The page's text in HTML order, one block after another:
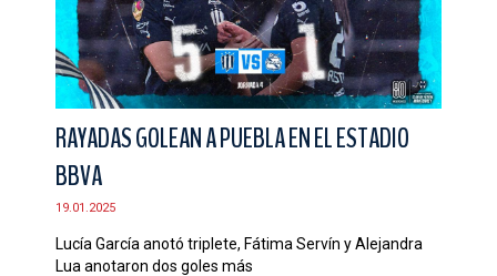
RAYADAS GOLEAN A PUEBLA EN EL ESTADIO
BBVA
19.01.2025
Lucía García anotó triplete, Fátima Servín y Alejandra
Lua anotaron dos goles más